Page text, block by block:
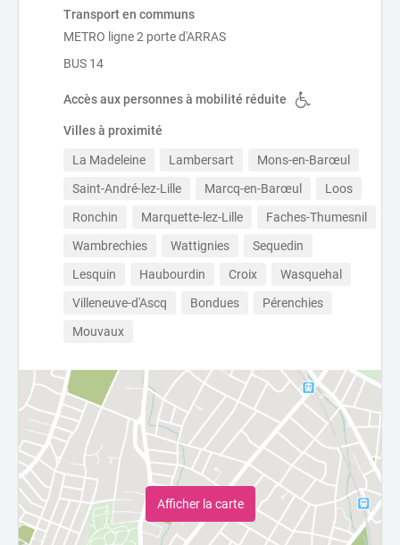
Transport en communs
METRO ligne 2 porte d'ARRAS
BUS 14
Accès aux personnes à mobilité réduite
Villes à proximité
La Madeleine Lambersart
Mons-en-Barœul
Saint-André-lez-Lille
Marcq-en-Barœul
Loos
Ronchin
Marquette-lez-Lille
Faches-Thumesnil
Wambrechies
Wattignies
Sequedin
Lesquin
Haubourdin Croix
Wasquehal
Villeneuve-d'Ascq
Bondues
Pérenchies
Mouvaux
Afficher la carte